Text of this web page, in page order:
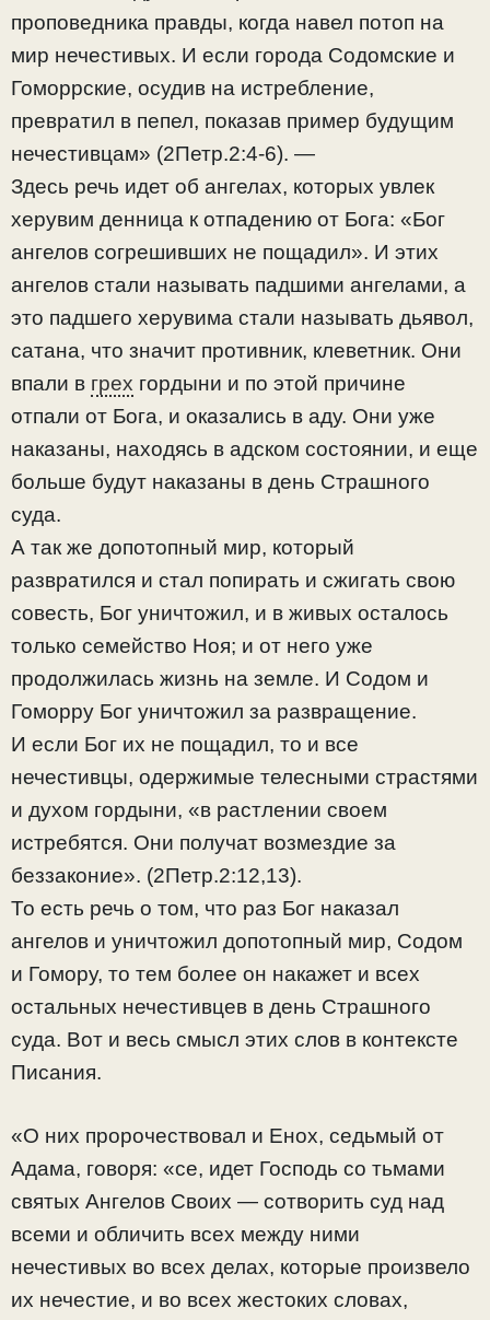
проповедника правды, когда навел потоп на
мир нечестивых. И если города Содомские и
Гоморрские, осудив на истребление,
превратил в пепел, показав пример будущим
нечестивцам» (2Петр.2:4-6). —
Здесь речь идет об ангелах, которых увлек
херувим денница к отпадению от Бога: «Бог
ангелов согрешивших не пощадил». И этих
ангелов стали называть падшими ангелами, а
это падшего херувима стали называть дьявол,
сатана, что значит противник, клеветник. Они
впали в грех гордыни и по этой причине
отпали от Бога, и оказались в аду. Они уже
наказаны, находясь в адском состоянии, и еще
больше будут наказаны в день Страшного
суда.
А так же допотопный мир, который
развратился и стал попирать и сжигать свою
совесть, Бог уничтожил, и в живых осталось
только семейство Ноя; и от него уже
продолжилась жизнь на земле. И Содом и
Гоморру Бог уничтожил за развращение.
И если Бог их не пощадил, то и все
нечестивцы, одержимые телесными страстями
и духом гордыни, «в растлении своем
истребятся. Они получат возмездие за
беззаконие». (2Петр.2:12,13).
То есть речь о том, что раз Бог наказал
ангелов и уничтожил допотопный мир, Содом
и Гомору, то тем более он накажет и всех
остальных нечестивцев в день Страшного
суда. Вот и весь смысл этих слов в контексте
Писания.
«О них пророчествовал и Енох, седьмый от
Адама, говоря: «се, идет Господь со тьмами
святых Ангелов Своих — сотворить суд над
всеми и обличить всех между ними
нечестивых во всех делах, которые произвело
их нечестие, и во всех жестоких словах,